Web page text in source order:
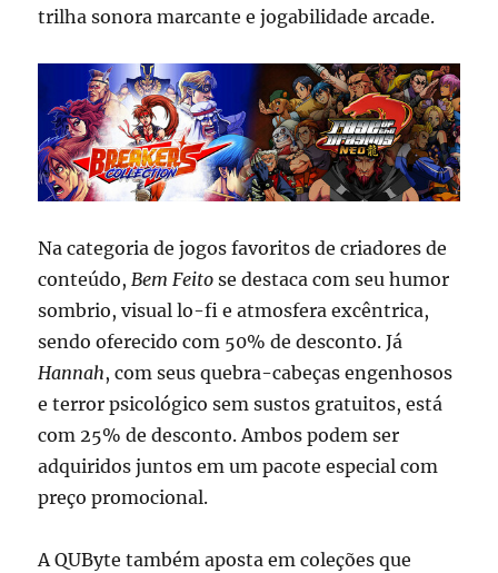
trilha sonora marcante e jogabilidade arcade.
Na categoria de jogos favoritos de criadores de
conteúdo,Bem Feito se destaca com seu humor
sombrio, visual lo-fi e atmosfera excêntrica,
sendo oferecido com 50% de desconto. Já
Hannah, com seus quebra-cabeças engenhosos
e terror psicológico sem sustos gratuitos, está
com 25% de desconto. Ambos podem ser
adquiridos juntos em um pacote especial com
preço promocional.
A QUByte também aposta em coleções que